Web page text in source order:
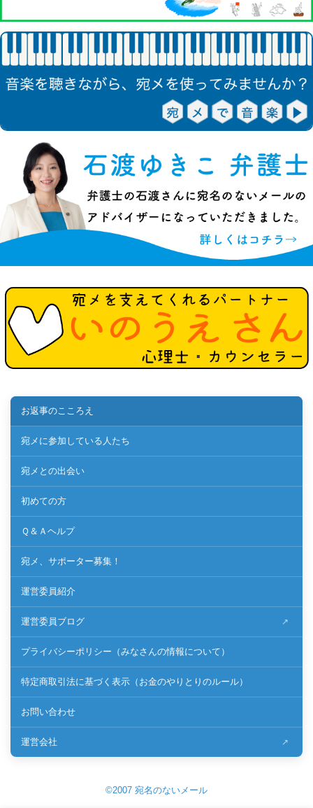
お返事のこころえ
宛メに参加している人たち
宛メとの出会い
初めての方
Ｑ＆Ａヘルプ
宛メ、サポーター募集！
運営委員紹介
運営委員ブログ
プライバシーポリシー（みなさんの情報について）
特定商取引法に基づく表示（お金のやりとりのルール）
お問い合わせ
運営会社
©2007 宛名のないメール